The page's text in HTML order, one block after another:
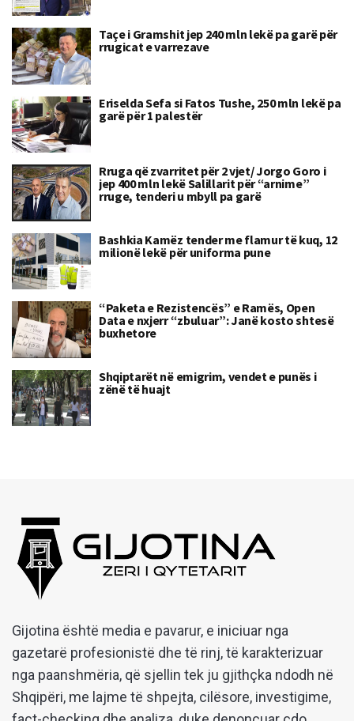
Taçe i Gramshit jep 240 mln lekë pa garë për
rrugicat e varrezave
Eriselda Sefa si Fatos Tushe, 250 mln lekë pa
garë për 1 palestër
Rruga që zvarritet për 2 vjet/ Jorgo Goro i
jep 400 mln lekë Salillarit për “arnime”
rruge, tenderi u mbyll pa garë
Bashkia Kamëz tender me flamur të kuq, 12
milionë lekë për uniforma pune
“Paketa e Rezistencës” e Ramës, Open
Data e nxjerr “zbuluar”: Janë kosto shtesë
buxhetore
Shqiptarët në emigrim, vendet e punës i
zënë të huajt
Gijotina është media e pavarur, e iniciuar nga
gazetarë profesionistë dhe të rinj, të karakterizuar
nga paanshmëria, që sjellin tek ju gjithçka ndodh në
Shqipëri, me lajme të shpejta, cilësore, investigime,